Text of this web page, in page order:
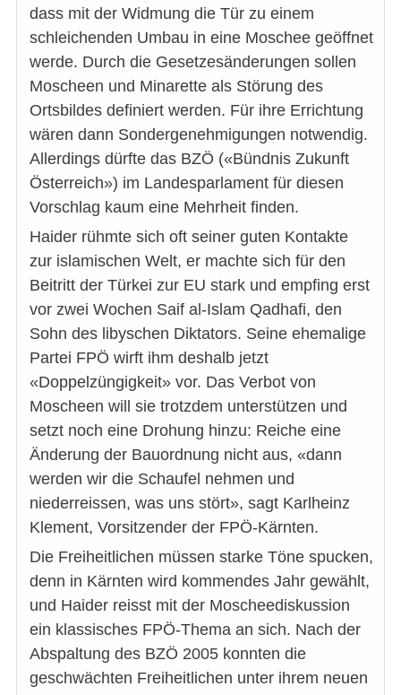
dass mit der Widmung die Tür zu einem
schleichenden Umbau in eine Moschee geöffnet
werde. Durch die Gesetzesänderungen sollen
Moscheen und Minarette als Störung des
Ortsbildes definiert werden. Für ihre Errichtung
wären dann Sondergenehmigungen notwendig.
Allerdings dürfte das BZÖ («Bündnis Zukunft
Österreich») im Landesparlament für diesen
Vorschlag kaum eine Mehrheit finden.
Haider rühmte sich oft seiner guten Kontakte
zur islamischen Welt, er machte sich für den
Beitritt der Türkei zur EU stark und empfing erst
vor zwei Wochen Saif al-Islam Qadhafi, den
Sohn des libyschen Diktators. Seine ehemalige
Partei FPÖ wirft ihm deshalb jetzt
«Doppelzüngigkeit» vor. Das Verbot von
Moscheen will sie trotzdem unterstützen und
setzt noch eine Drohung hinzu: Reiche eine
Änderung der Bauordnung nicht aus, «dann
werden wir die Schaufel nehmen und
niederreissen, was uns stört», sagt Karlheinz
Klement, Vorsitzender der FPÖ-Kärnten.
Die Freiheitlichen müssen starke Töne spucken,
denn in Kärnten wird kommendes Jahr gewählt,
und Haider reisst mit der Moscheediskussion
ein klassisches FPÖ-Thema an sich. Nach der
Abspaltung des BZÖ 2005 konnten die
geschwächten Freiheitlichen unter ihrem neuen